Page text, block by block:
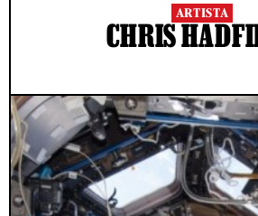
ARTISTA
CHRIS